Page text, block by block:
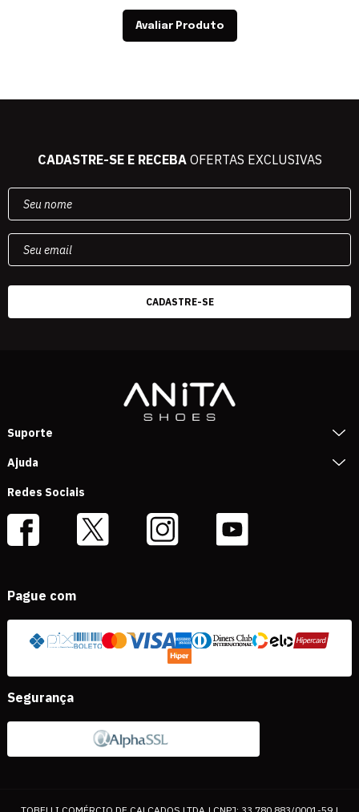
Avaliar Produto
CADASTRE-SE E RECEBAOFERTAS EXCLUSIVAS
Suporte
Ajuda
Redes Sociais
Pague com
Segurança